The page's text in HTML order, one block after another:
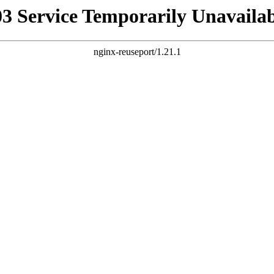
Service Temporarily
nginx-reuseport/1.21.1